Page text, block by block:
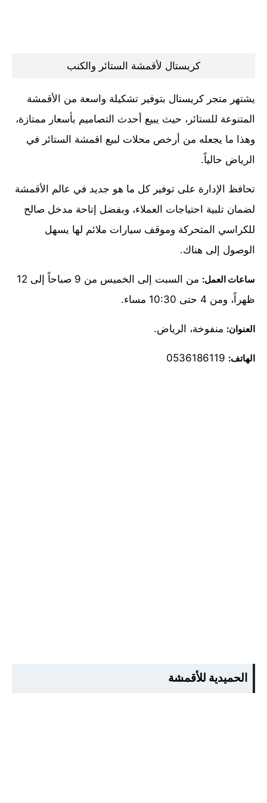
كريستال لأقمشة الستائر والكنب
يشتهر متجر كريستال بتوفير تشكيلة واسعة من الأقمشة
المتنوعة للستائر، حيث يبيع أحدث التصاميم بأسعار ممتازة،
وهذا ما يجعله من أرخص محلات لبيع اقمشة الستائر في
الرياض حالياً.
تحافظ الإدارة على توفير كل ما هو جديد في عالم الأقمشة
لضمان تلبية احتياجات العملاء، وبفضل إتاحة مدخل صالح
للكراسي المتحركة وموقف سيارات ملائم لها يسهل
الوصول إلى هناك.
ساعات العمل:
من السبت إلى الخميس من 9 صباحاً إلى 12
ظهراً، ومن 4 حتى 10:30 مساء.
العنوان: منفوخة، الرياض.
الهاتف:
الحميدية للأقمشة